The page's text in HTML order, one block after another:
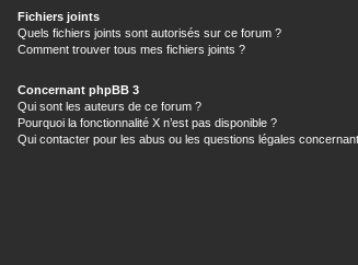
Fichiers joints
Quels fichiers joints sont autorisés sur ce forum ?
Comment trouver tous mes fichiers joints ?
Concernant phpBB 3
Qui sont les auteurs de ce forum ?
Pourquoi la fonctionnalité X n’est pas disponible ?
Qui contacter pour les abus ou les questions légales